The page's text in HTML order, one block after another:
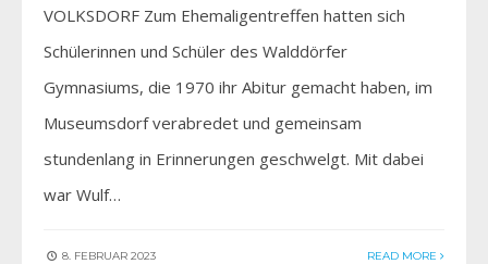
VOLKSDORF Zum Ehemaligentreffen hatten sich
Schülerinnen und Schüler des Walddörfer
Gymnasiums, die 1970 ihr Abitur gemacht haben, im
Museumsdorf verabredet und gemeinsam
stundenlang in Erinnerungen geschwelgt. Mit dabei
war Wulf…
8. FEBRUAR 2023 READ MORE